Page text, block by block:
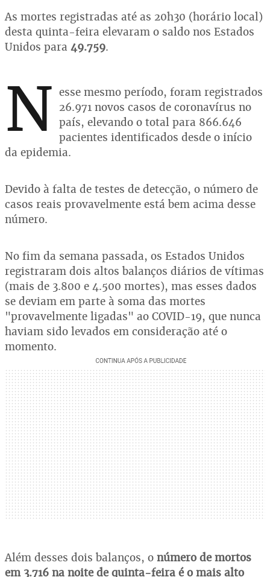
As mortes registradas até as 20h30 (horário local)
desta quinta-feira elevaram o saldo nos Estados
Unidos para 49.759.
N esse mesmo período, foram registrados
26.971 novos casos de coronavírus no
país, elevando o total para 866.646
pacientes identificados desde o início
da epidemia.
Devido à falta de testes de detecção, o número de
casos reais provavelmente está bem acima desse
número.
No fim da semana passada, os Estados Unidos
registraram dois altos balanços diários de vítimas
(mais de 3.800 e 4.500 mortes), mas esses dados
se deviam em parte à soma das mortes
"provavelmente ligadas" ao COVID-19, que nunca
haviam sido levados em consideração até o
momento.
Além desses dois balanços, o número de mortos
em 3.716 na noite de quinta-feira é o mais alto